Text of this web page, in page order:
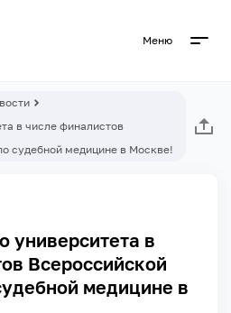
Меню
в числе финалистов
судебной медицине в Москве!
университета в
Всероссийской
медицине в